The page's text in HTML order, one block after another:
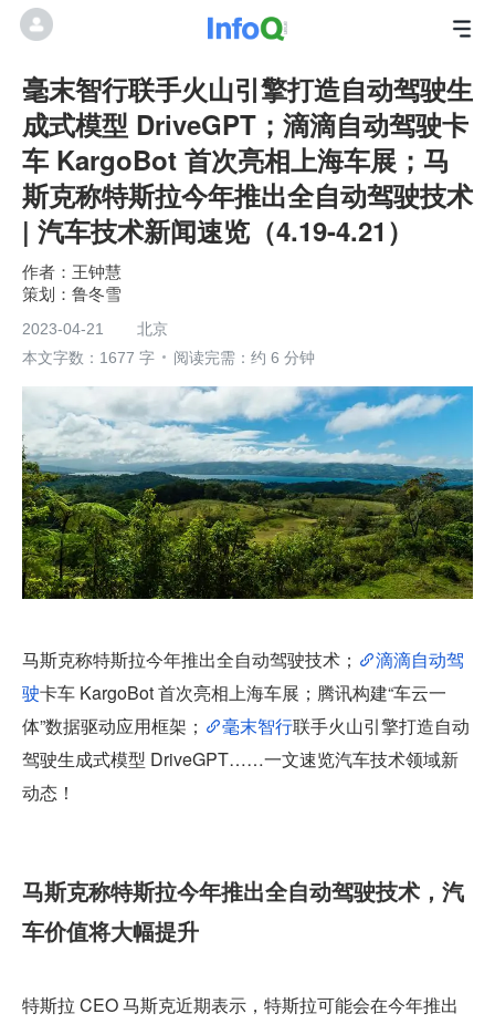
毫末智行联手火山引擎打造自动驾驶生
成式模型 DriveGPT；滴滴自动驾驶卡
车 KargoBot 首次亮相上海车展；马
斯克称特斯拉今年推出全自动驾驶技术
| 汽车技术新闻速览（4.19-4.21）
王钟慧
鲁冬雪
2023-04-21
北京
本文字数：1677 字
阅读完需：约 6 分钟
马斯克称特斯拉今年推出全自动驾驶技术；
滴滴自动驾
驶卡车 KargoBot 首次亮相上海车展；腾讯构建“车云一
体”数据驱动应用框架；
毫末智行联手火山引擎打造自动
驾驶生成式模型 DriveGPT……一文速览汽车技术领域新
动态！
马斯克称特斯拉今年推出全自动驾驶技术，汽
车价值将大幅提升
特斯拉 CEO 马斯克近期表示，特斯拉可能会在今年推出